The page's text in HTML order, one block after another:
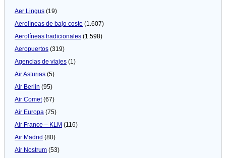
Aer Lingus (19)
Aerolíneas de bajo coste (1.607)
Aerolíneas tradicionales (1.598)
Aeropuertos (319)
Agencias de viajes (1)
Air Asturias (5)
Air Berlin (95)
Air Comet(67)
Air Europa (75)
Air France – KLM (116)
Air Madrid (80)
Air Nostrum (53)